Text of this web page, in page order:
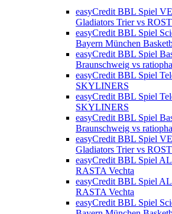
easyCredit BBL Spiel
Gladiators Trier vs
easyCredit BBL Spiel
Bayern München
easyCredit BBL Spiel
Braunschweig vs
easyCredit BBL Spiel
SKYLINERS
easyCredit BBL Spiel
SKYLINERS
easyCredit BBL Spiel
Braunschweig vs
easyCredit BBL Spiel
Gladiators Trier vs
easyCredit BBL Spiel
RASTA Vechta
easyCredit BBL Spiel
RASTA Vechta
easyCredit BBL Spiel